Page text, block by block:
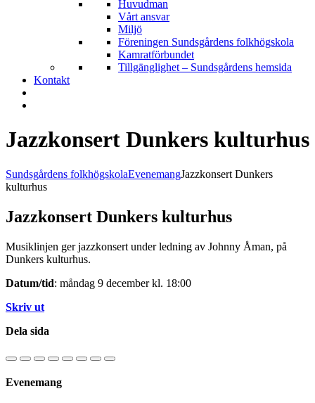
Huvudman
Vårt ansvar
Miljö
Föreningen Sundsgårdens folkhögskola
Kamratförbundet
Tillgänglighet – Sundsgårdens hemsida
Kontakt
Jazzkonsert Dunkers kulturhus
Sundsgårdens folkhögskolaEvenemangJazzkonsert Dunkers
kulturhus
Jazzkonsert Dunkers kulturhus
Musiklinjen ger jazzkonsert under ledning av Johnny Åman, på
Dunkers kulturhus.
Datum/tid: måndag 9 december kl. 18:00
Skriv ut
Dela sida
Evenemang